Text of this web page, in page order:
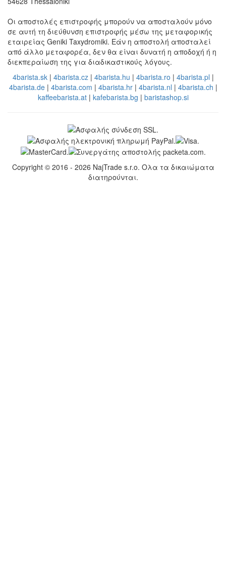
Οι αποστολές επιστροφής μπορούν να αποσταλούν μόνο
σε αυτή τη διεύθυνση επιστροφής μέσω της μεταφορικής
εταιρείας Geniki Taxydromiki. Εάν η αποστολή αποσταλεί
από άλλο μεταφορέα, δεν θα είναι δυνατή η αποδοχή ή η
διεκπεραίωση της για διαδικαστικούς λόγους.
4barista.sk| 4barista.cz| 4barista.hu | 4barista.ro | 4barista.pl |
4barista.de| 4barista.com | 4barista.hr| 4barista.nl | 4barista.ch |
kaffeebarista.at| kafebarista.bg | baristashop.si
Copyright © 2016 - 2026 NajTrade s.r.o. Ολα τα δικαιώματα
διατηρούνται.